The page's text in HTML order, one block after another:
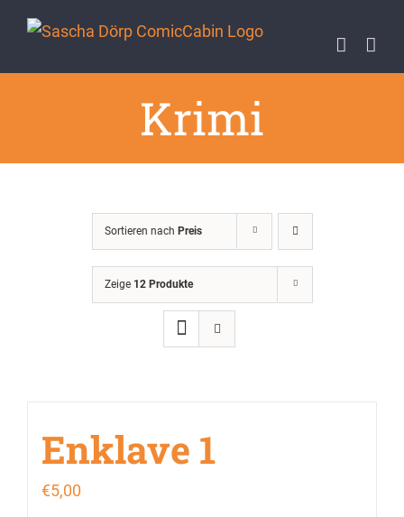
Krimi
Sortieren nach Preis
Zeige 12 Produkte
Enklave 1
€5,00